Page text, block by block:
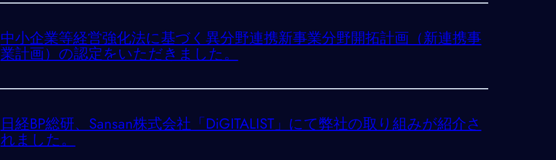
中小企業等経営強化法に基づく異分野連携新事業分野開拓計画（新連携事
業計画）の認定をいただきました。
日経BP総研、Sansan株式会社「DiGITALIST」にて弊社の取り組みが紹介さ
れました。